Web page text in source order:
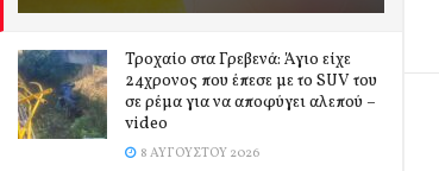
Τροχαίο στα Γρεβενά: Άγιο είχε
24χρονος που έπεσε με το SUV του
σε ρέμα για να αποφύγει αλεπού –
video
8 ΑΥΓΟΎΣΤΟΥ 2026